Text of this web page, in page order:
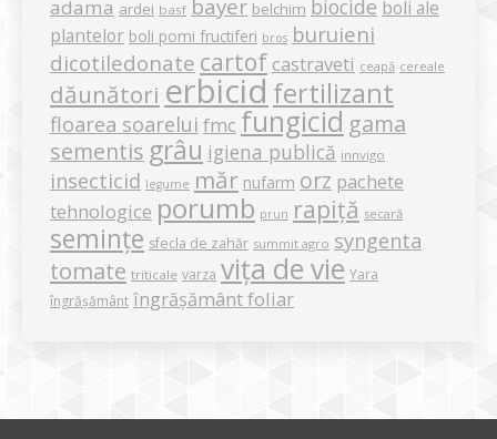
adama ardei basf bayer belchim biocide boli ale
plantelor boli pomi fructiferi bros buruieni
dicotiledonate cartof castraveti ceapă cereale
dăunători erbicid fertilizant
floarea soarelui fmc fungicid gama
sementis grâu igiena publică innvigo
insecticid legume măr nufarm orz pachete
tehnologice porumb prun rapiță secară
semințe sfecla de zahăr summit agro syngenta
tomate triticale varza vița de vie Yara
îngrășământ îngrășământ foliar